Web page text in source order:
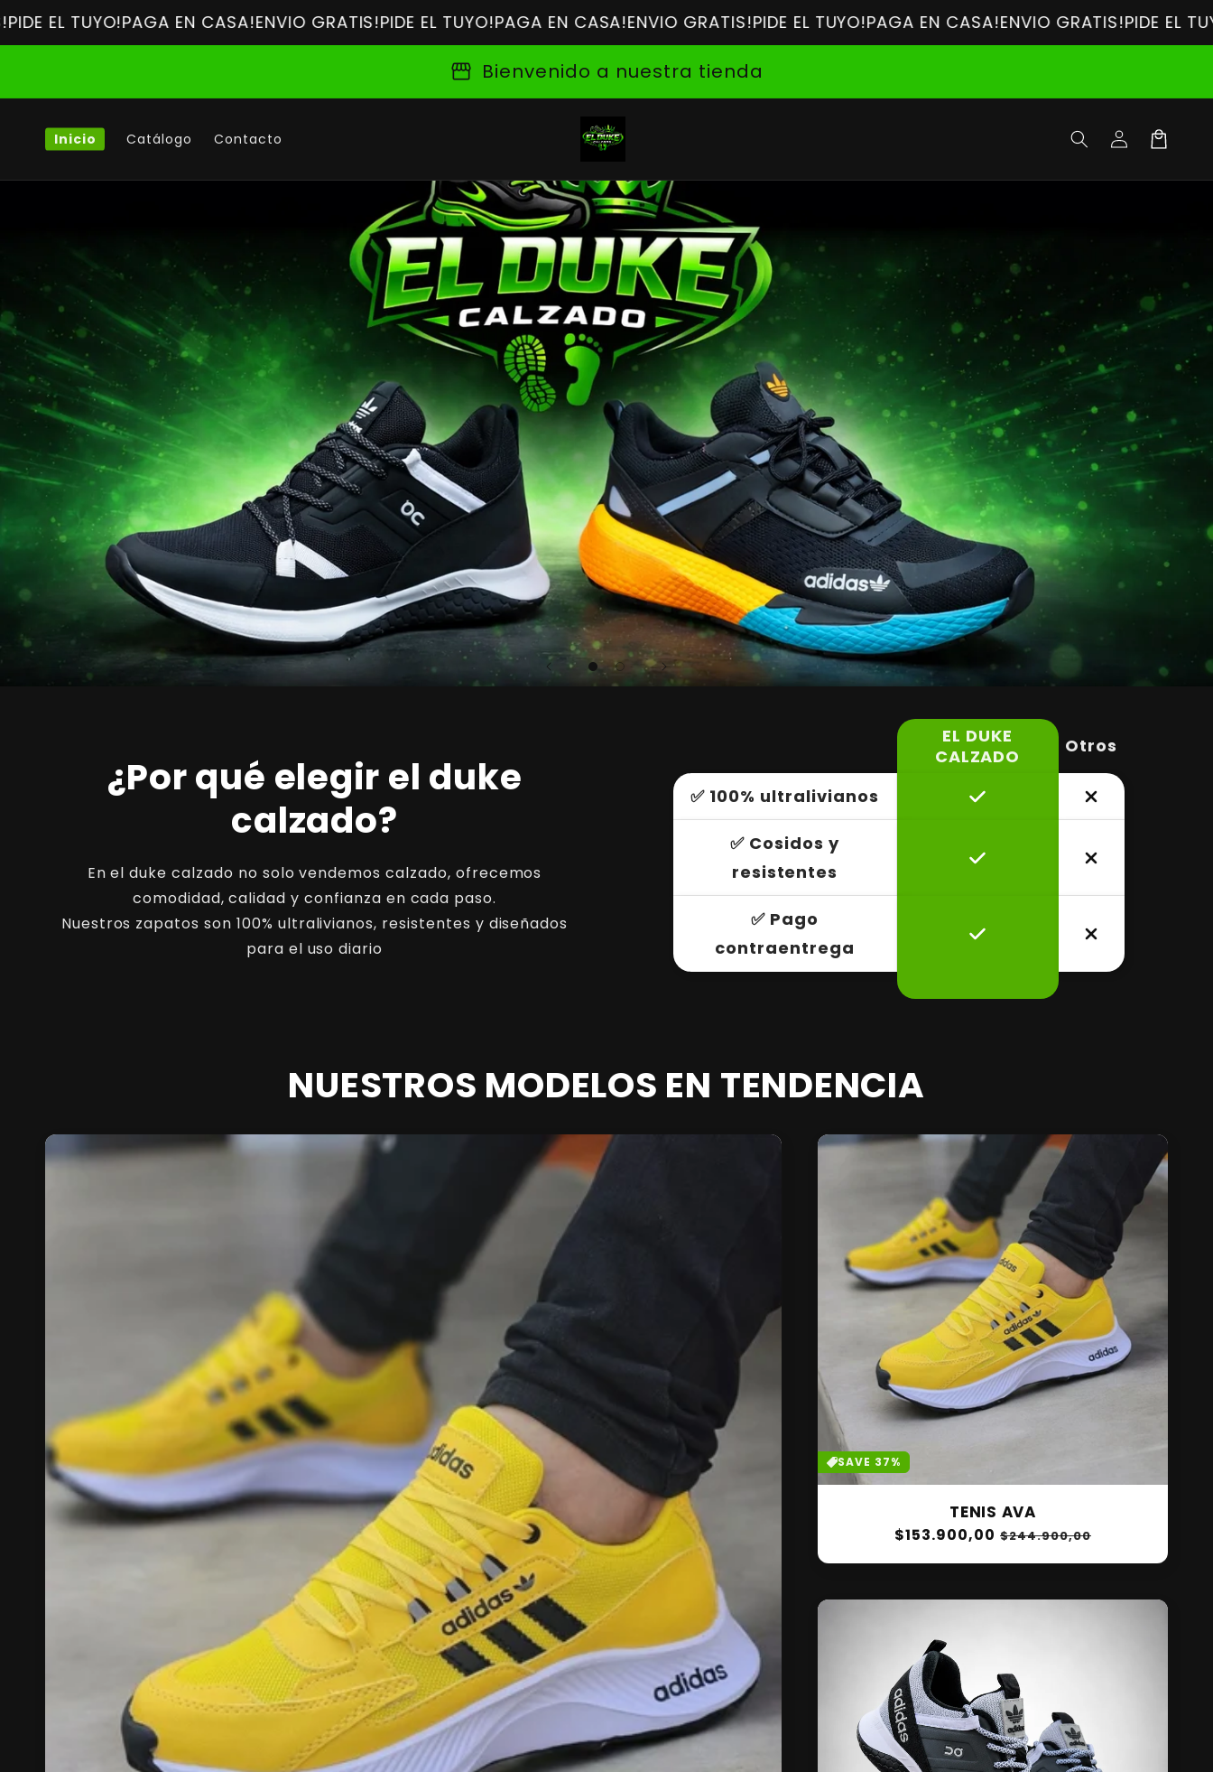
PAGA EN CASA!ENVIO GRATIS!PIDE EL TUYO! PAGA EN CASA!ENVIO GRATIS!PIDE EL TUYO! PAGA EN CASA!ENVIO GRATIS!PIDE EL TUYO!
storefront Bienvenido a nuestra tienda
Inicio Catálogo Contacto
Iniciar
sesión
Carrito
¿Por qué elegir el duke
calzado?
En el duke calzado no solo vendemos calzado, ofrecemos
comodidad, calidad y confianza en cada paso.
Nuestros zapatos son 100% ultralivianos, resistentes y diseñados
para el uso diario
EL DUKE
CALZADO
Otros
✅ 100% ultralivianos
✅ Cosidos y
resistentes
✅ Pago
contraentrega
NUESTROS MODELOS EN TENDENCIA
SAVE 37%
TENIS AVA
Precio
$153.900,00 Precio
$244.900,00